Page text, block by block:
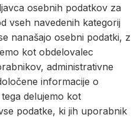
osebnih podatkov za
vseh navedenih kategorij
nanašajo osebni podatki, z
kot obdelovalec
administrativne
informacije o
delujemo kot
podatke, ki jih uporabnik